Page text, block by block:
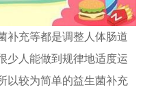
充等都是调整人体肠道
少人能做到规律地适度运
以较为简单的益生菌补充